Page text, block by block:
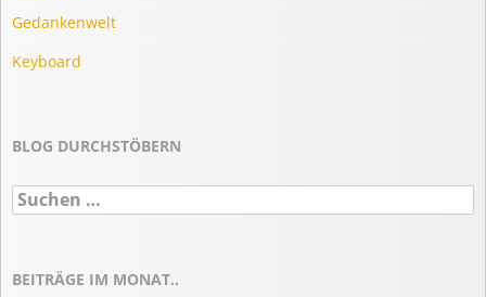
Gedankenwelt
Keyboard
BLOG DURCHSTÖBERN
Suchen
nach:
BEITRÄGE IM MONAT..